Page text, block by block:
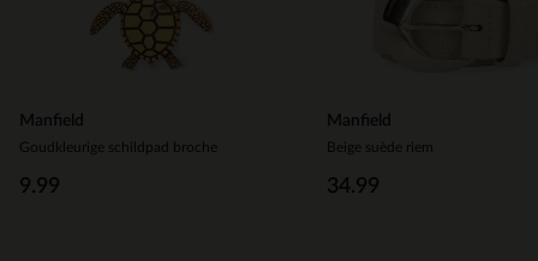
Manfield
Goudkleurige schildpad broche
9.99
Manfield
Beige suède riem
34.99